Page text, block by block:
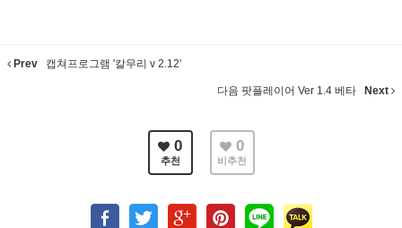
Prev 캡쳐프로그램 '칼무리 v 2.12'
다음 팟플레이어 Ver 1.4 베타 Next
0
추천
0
비추천